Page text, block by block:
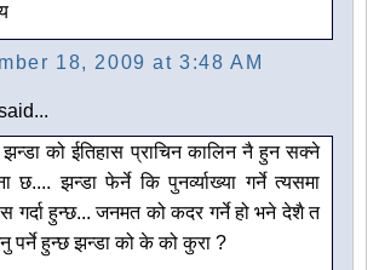
18, 2009 at 3:48 AM
को ईतिहास प्राचिन कालिन नै हुन सक्ने
छ.... झन्डा फेर्ने कि पुनर्व्याख्या गर्ने त्यसमा
गर्दा हुन्छ... जनमत को कदर गर्ने हो भने देशै त
पर्ने हुन्छ झन्डा को के को कुरा ?